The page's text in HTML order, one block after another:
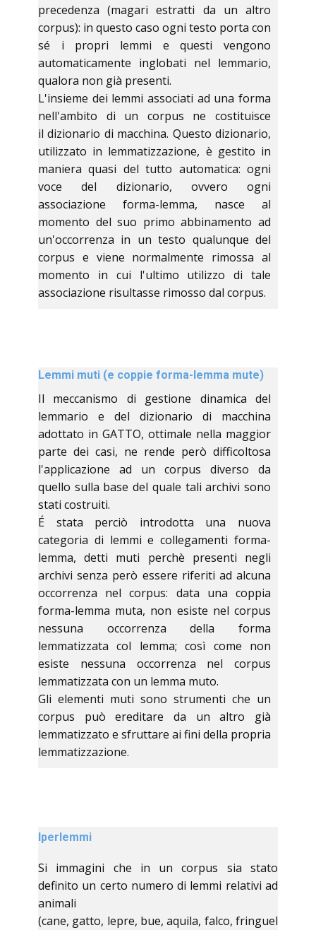
precedenza (magari estratti da un altro
corpus): in questo caso ogni testo porta con
sé i propri lemmi e questi vengono
automaticamente inglobati nel lemmario,
qualora non già presenti.
L'insieme dei lemmi associati ad una forma
nell'ambito di un corpus ne costituisce
il dizionario di macchina. Questo dizionario,
utilizzato in lemmatizzazione, è gestito in
maniera quasi del tutto automatica: ogni
voce del dizionario, ovvero ogni
associazione forma-lemma, nasce al
momento del suo primo abbinamento ad
un'occorrenza in un testo qualunque del
corpus e viene normalmente rimossa al
momento in cui l'ultimo utilizzo di tale
associazione risultasse rimosso dal corpus.
Lemmi muti (e coppie forma-lemma mute)
Il meccanismo di gestione dinamica del
lemmario e del dizionario di macchina
adottato in GATTO, ottimale nella maggior
parte dei casi, ne rende però difficoltosa
l'applicazione ad un corpus diverso da
quello sulla base del quale tali archivi sono
stati costruiti.
É stata perciò introdotta una nuova
categoria di lemmi e collegamenti forma-
lemma, detti muti perchè presenti negli
archivi senza però essere riferiti ad alcuna
occorrenza nel corpus: data una coppia
forma-lemma muta, non esiste nel corpus
nessuna occorrenza della forma
lemmatizzata col lemma; così come non
esiste nessuna occorrenza nel corpus
lemmatizzata con un lemma muto.
Gli elementi muti sono strumenti che un
corpus può ereditare da un altro già
lemmatizzato e sfruttare ai fini della propria
lemmatizzazione.
Iperlemmi
Si immagini che in un corpus sia stato
definito un certo numero di lemmi relativi ad
animali
(cane, gatto, lepre, bue, aquila, falco, fringuel